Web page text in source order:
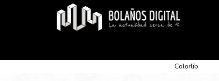
Colorlib